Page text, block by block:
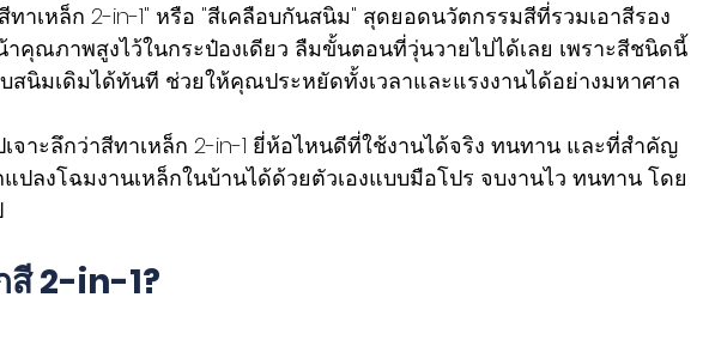
าเหล็ก 2-in-1" หรือ "สีเคลือบกันสนิม" สุดยอดนวัตกรรมสีที่รวมเอาสีรอง
ณภาพสูงไว้ในกระป๋องเดียว ลืมขั้นตอนที่วุ่นวายไปได้เลย เพราะสีชนิดนี้
นิมเดิมได้ทันที ช่วยให้คุณประหยัดทั้งเวลาและแรงงานได้อย่างมหาศาล
าะลึกว่าสีทาเหล็ก 2-in-1 ยี่ห้อไหนดีที่ใช้งานได้จริง ทนทาน และที่สำคัญ
ลงโฉมงานเหล็กในบ้านได้ด้วยตัวเองแบบมือโปร จบงานไว ทนทาน โดย
สี 2-in-1?